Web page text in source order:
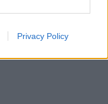
Privacy Policy
βίντεο)
«Δεν μπορώ να